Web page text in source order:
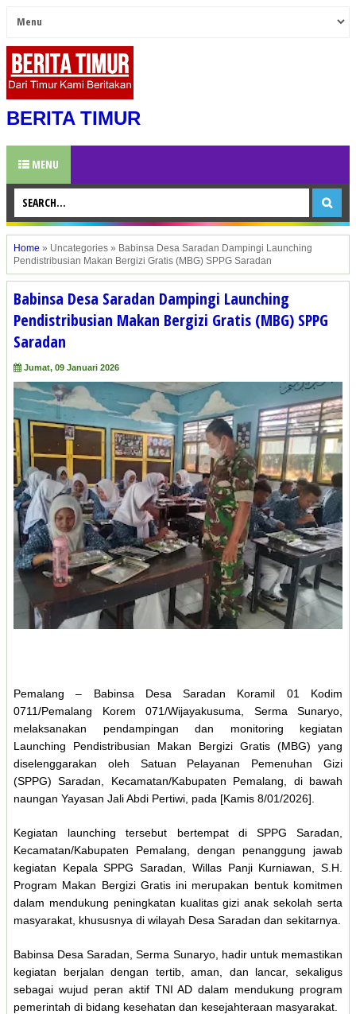
BERITA TIMUR
MENU
Home » Uncategories » Babinsa Desa Saradan Dampingi Launching
Pendistribusian Makan Bergizi Gratis (MBG) SPPG Saradan
Babinsa Desa Saradan Dampingi Launching
Pendistribusian Makan Bergizi Gratis (MBG) SPPG
Saradan
Jumat, 09 Januari 2026
Pemalang – Babinsa Desa Saradan Koramil 01 Kodim
0711/Pemalang Korem 071/Wijayakusuma, Serma Sunaryo,
melaksanakan pendampingan dan monitoring kegiatan
Launching Pendistribusian Makan Bergizi Gratis (MBG) yang
diselenggarakan oleh Satuan Pelayanan Pemenuhan Gizi
(SPPG) Saradan, Kecamatan/Kabupaten Pemalang, di bawah
naungan Yayasan Jali Abdi Pertiwi, pada [Kamis 8/01/2026].
Kegiatan launching tersebut bertempat di SPPG Saradan,
Kecamatan/Kabupaten Pemalang, dengan penanggung jawab
kegiatan Kepala SPPG Saradan, Willas Panji Kurniawan, S.H.
Program Makan Bergizi Gratis ini merupakan bentuk komitmen
dalam mendukung peningkatan kualitas gizi anak sekolah serta
masyarakat, khususnya di wilayah Desa Saradan dan sekitarnya.
Babinsa Desa Saradan, Serma Sunaryo, hadir untuk memastikan
kegiatan berjalan dengan tertib, aman, dan lancar, sekaligus
sebagai wujud peran aktif TNI AD dalam mendukung program
pemerintah di bidang kesehatan dan kesejahteraan masyarakat.